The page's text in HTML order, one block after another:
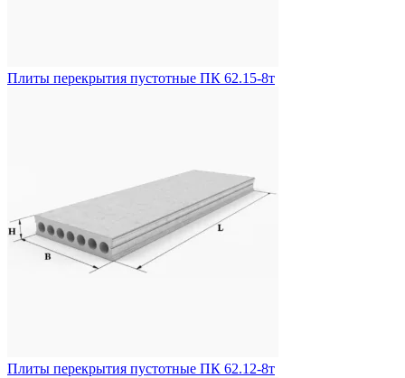
Плиты перекрытия пустотные ПК 62.15-8т
Плиты перекрытия пустотные ПК 62.12-8т